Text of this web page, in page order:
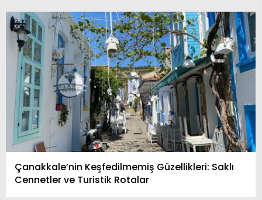
Çanakkale’nin Keşfedilmemiş Güzellikleri: Saklı
Cennetler ve Turistik Rotalar